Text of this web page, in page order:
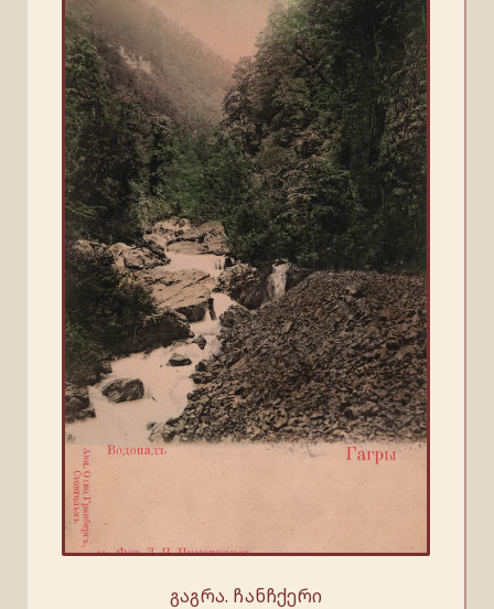
გაგრა. ჩანჩქერი